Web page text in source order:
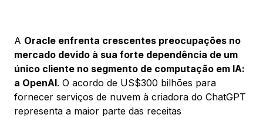
A Oracle enfrenta crescentes preocupações no
mercado devido à sua forte dependência de um
único cliente no segmento de computação em IA:
a OpenAI. O acordo de US$300 bilhões para
fornecer serviços de nuvem à criadora do ChatGPT
representa a maior parte das receitas